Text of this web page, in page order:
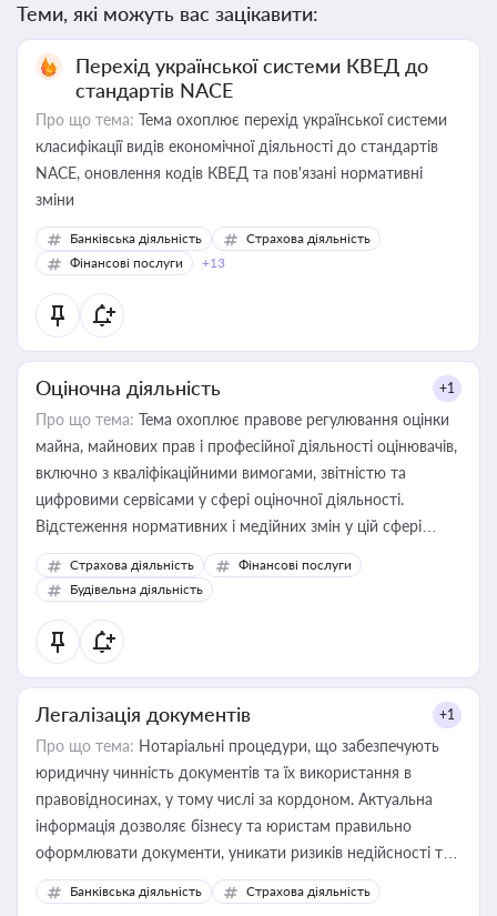
Теми, які можуть вас зацікавити:
Перехід української системи КВЕД до
стандартів NACE
Про що тема: Тема охоплює перехід української системи
класифікації видів економічної діяльності до стандартів
NACE, оновлення кодів КВЕД та пов'язані нормативні
зміни
Банківська діяльність
Страхова діяльність
Фінансові послуги
+13
Оціночна діяльність +1
Про що тема: Тема охоплює правове регулювання оцінки
майна, майнових прав і професійної діяльності оцінювачів,
включно з кваліфікаційними вимогами, звітністю та
цифровими сервісами у сфері оціночної діяльності.
Відстеження нормативних і медійних змін у цій сфері
корисне для власника бізнесу, керівника, юриста або
бухгалтера під час оподаткування, приватизації, оренди
державного майна, корпоративних угод і перевірки
статусу суб'єктів оціночної діяльності
Страхова діяльність
Фінансові послуги
Будівельна діяльність
Легалізація документів +1
Про що тема: Нотаріальні процедури, що забезпечують
юридичну чинність документів та їх використання в
правовідносинах, у тому числі за кордоном. Актуальна
інформація дозволяє бізнесу та юристам правильно
оформлювати документи, уникати ризиків недійсності та
забезпечувати їх належне прийняття органами влади та
контрагентами
Банківська діяльність Страхова діяльність